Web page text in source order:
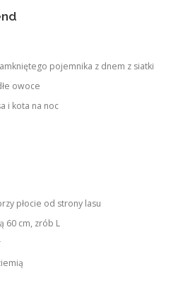
pojemnika z dnem z siatki
owoce
i kota na noc
płocie od strony lasu
60 cm, zrób L